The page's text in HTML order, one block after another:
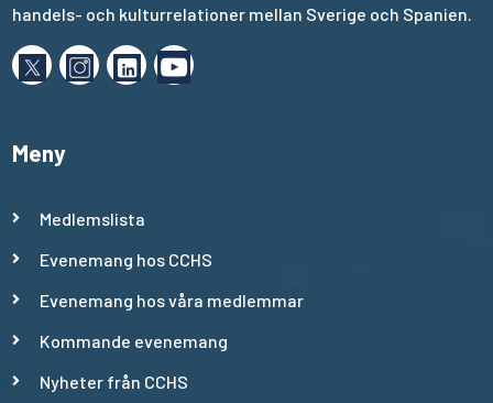
handels- och kulturrelationer mellan Sverige och Spanien.
Meny
Medlemslista
Evenemang hos CCHS
Evenemang hos våra medlemmar
Kommande evenemang
Nyheter från CCHS